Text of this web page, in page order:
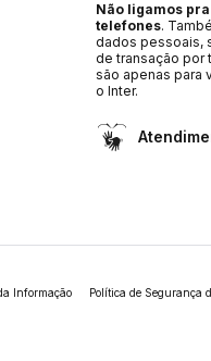
Não ligamos
telefones.
dados pessoais,
de transação por
são apenas para
o Inter.
Informação Política de Segurança